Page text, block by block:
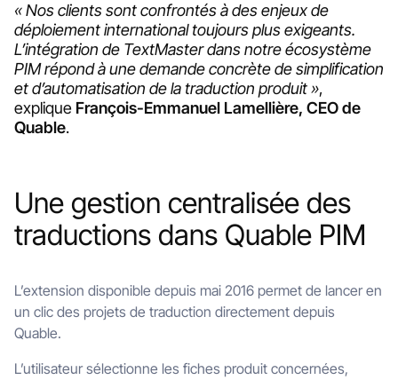
« Nos clients sont confrontés à des enjeux de
déploiement international toujours plus exigeants.
L’intégration de TextMaster dans notre écosystème
PIM répond à une demande concrète de simplification
et d’automatisation de la traduction produit »,
explique François-Emmanuel Lamellière, CEO de
Quable.
Une gestion centralisée des
traductions dans Quable PIM
L’extension disponible depuis mai 2016 permet de lancer en
un clic des projets de traduction directement depuis
Quable.
L’utilisateur sélectionne les fiches produit concernées,